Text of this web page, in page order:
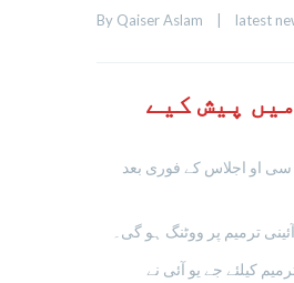
By Qaiser Aslam latest
پیش کیے
اب ایس سی او اجلاس کے فوری بعد
ترمیم پر ووٹنگ ہو گی۔
کیلئے جے یو آئی نے